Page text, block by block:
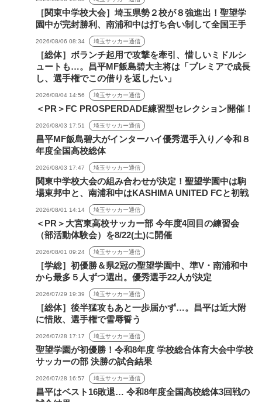
［関東中学校大会］埼玉県勢２校が８強進出！聖望学
園中が完封勝利、南浦和中は打ち合い制して全国王手
2026/08/06 08:34 埼玉サッカー通信
［総体］ボランチ起用で攻撃を牽引、惜しいミドルシ
ュートも…。昌平MF飯島碧大主将は「プレミアで成長
し、選手権でこの借りを返したい」
2026/08/04 14:56 埼玉サッカー通信
＜PR＞FC PROSPERDADE練習型セレクション開催！
2026/08/03 17:51 埼玉サッカー通信
昌平MF飯島碧大がインターハイ優秀選手入り／令和８
年度全国高校総体
2026/08/03 17:47 埼玉サッカー通信
関東中学校大会の組み合わせが決定！聖望学園中は駒
場東邦中と、南浦和中はKASHIMA UNITED FCと初戦
2026/08/01 14:14 埼玉サッカー通信
＜PR＞大宮東高校サッカー部 今年度4回目の練習会
（部活動体験会）を8/22(土)に開催
2026/08/01 09:24 埼玉サッカー通信
［学総］初優勝＆県2冠の聖望学園中、準V・南浦和中
から最多５人ずつ選出。優秀選手22人が決定
2026/07/29 19:39 埼玉サッカー通信
［総体］後半猛攻もあと一歩届かず…。昌平は近大附
に惜敗、選手権で雪辱誓う
2026/07/28 17:17 埼玉サッカー通信
聖望学園が初優勝！令和8年度 学校総合体育大会中学校
サッカーの部 決勝の試合結果
2026/07/28 16:57 埼玉サッカー通信
昌平はベスト16敗退… 令和8年度全国高校総体3回戦の